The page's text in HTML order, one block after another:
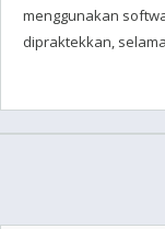
menggunakan
dipraktekkan,